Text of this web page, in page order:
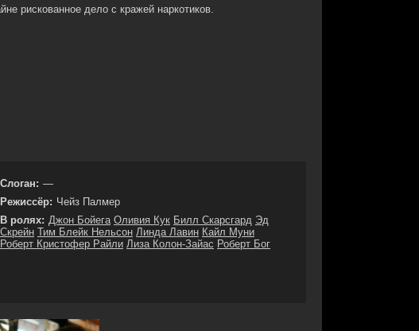
рискованное дело с кражей наркотиков.
Слоган: —
Режиссёр: Чейз Палмер
В ролях: Джон Бойега Оливия Кук Билл Скарсгард Эд
Скрейн Тим Блейк Нельсон Линда Лавин Кайл Муни
Роберт Кристофер Райли Лиза Колон-Зайас Роберт Бог